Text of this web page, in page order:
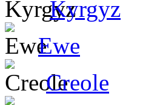
Kyrgyz
Ewe
Creole